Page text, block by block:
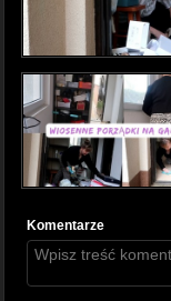
Komentarze